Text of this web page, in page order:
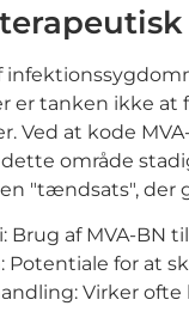
er tanken ikke
Ved at kode
område
"tændsats",
af MVA-BN
Potentiale for at
Virker